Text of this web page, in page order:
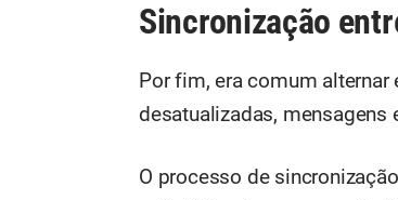
Sincronização
Por fim, era comum alternar
desatualizadas,
O processo de